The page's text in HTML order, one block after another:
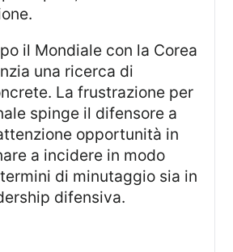
una ricerca di
La frustrazione per
spinge il difensore a
opportunità in
a incidere in modo
di minutaggio sia in
difensiva.